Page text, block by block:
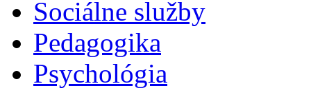
Sociálne služby
Pedagogika
Psychológia